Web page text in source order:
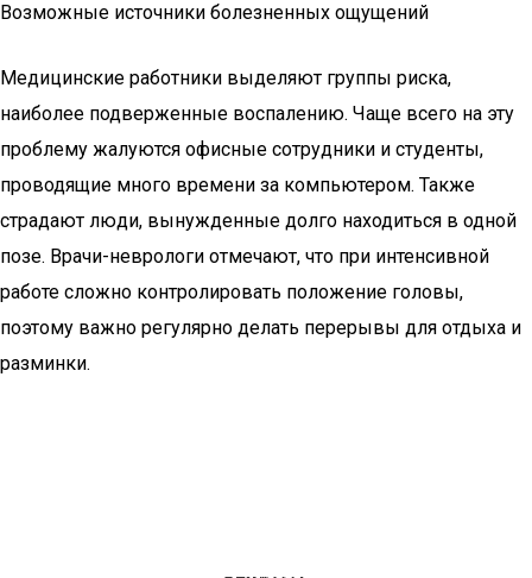
Возможные источники болезненных ощущений
Медицинские работники выделяют группы риска,
наиболее подверженные воспалению. Чаще всего на эту
проблему жалуются офисные сотрудники и студенты,
проводящие много времени за компьютером. Также
страдают люди, вынужденные долго находиться в одной
позе. Врачи-неврологи отмечают, что при интенсивной
работе сложно контролировать положение головы,
поэтому важно регулярно делать перерывы для отдыха и
разминки.